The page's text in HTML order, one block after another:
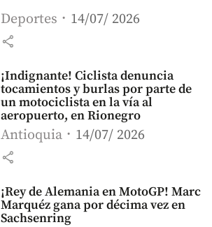
Deportes 14/07/ 2026
share
¡Indignante! Ciclista denuncia
tocamientos y burlas por parte de
un motociclista en la vía al
aeropuerto, en Rionegro
Antioquia 14/07/ 2026
share
¡Rey de Alemania en MotoGP! Marc
Marquéz gana por décima vez en
Sachsenring